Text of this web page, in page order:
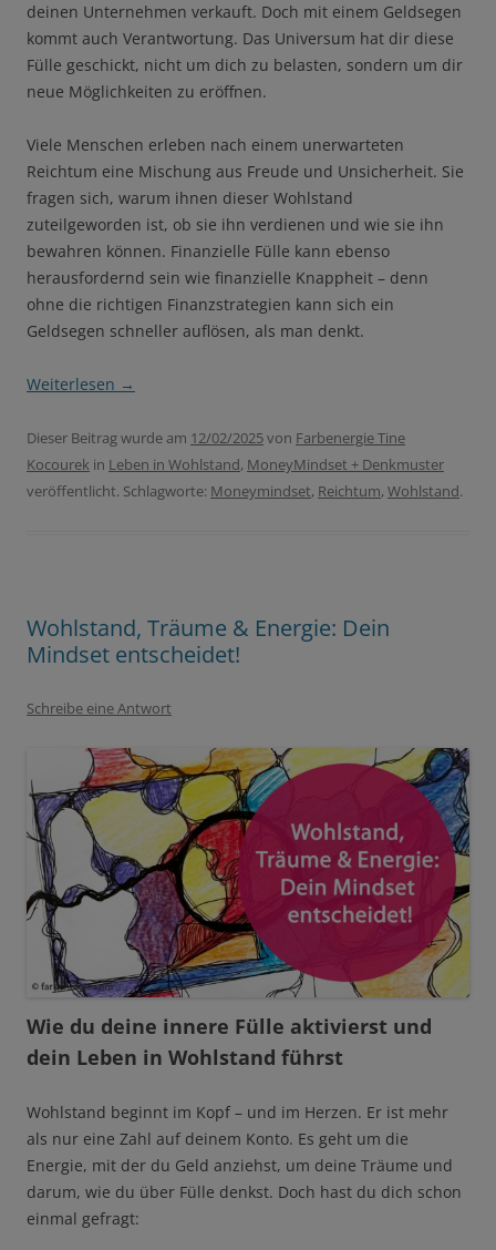
deinen Unternehmen verkauft. Doch mit einem Geldsegen
kommt auch Verantwortung. Das Universum hat dir diese
Fülle geschickt, nicht um dich zu belasten, sondern um dir
neue Möglichkeiten zu eröffnen.
Viele Menschen erleben nach einem unerwarteten
Reichtum eine Mischung aus Freude und Unsicherheit. Sie
fragen sich, warum ihnen dieser Wohlstand
zuteilgeworden ist, ob sie ihn verdienen und wie sie ihn
bewahren können. Finanzielle Fülle kann ebenso
herausfordernd sein wie finanzielle Knappheit – denn
ohne die richtigen Finanzstrategien kann sich ein
Geldsegen schneller auflösen, als man denkt.
Weiterlesen →
Dieser Beitrag wurde am 12/02/2025von Farbenergie Tine
Kocourek in Leben in Wohlstand, MoneyMindset + Denkmuster
veröffentlicht. Schlagworte: Moneymindset, Reichtum, Wohlstand.
Wohlstand, Träume & Energie: Dein
Mindset entscheidet!
Schreibe eine Antwort
Wie du deine innere Fülle aktivierst und
dein Leben in Wohlstand führst
Wohlstand beginnt im Kopf – und im Herzen. Er ist mehr
als nur eine Zahl auf deinem Konto. Es geht um die
Energie, mit der du Geld anziehst, um deine Träume und
darum, wie du über Fülle denkst. Doch hast du dich schon
einmal gefragt: